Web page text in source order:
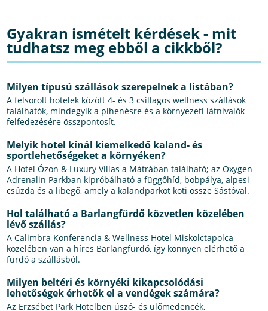
Gyakran ismételt kérdések - mit
tudhatsz meg ebből a cikkből?
Milyen típusú szállások szerepelnek a listában?
A felsorolt hotelek között 4- és 3 csillagos wellness szállások
találhatók, mindegyik a pihenésre és a környezeti látnivalók
felfedezésére összpontosít.
Melyik hotel kínál kiemelkedő kaland- és
sportlehetőségeket a környéken?
A Hotel Ózon & Luxury Villas a Mátrában található; az Oxygen
Adrenalin Parkban kipróbálható a függőhíd, bobpálya, alpesi
csúzda és a libegő, amely a kalandparkot köti össze Sástóval.
Hol található a Barlangfürdő közvetlen közelében
lévő szállás?
A Calimbra Konferencia & Wellness Hotel Miskolctapolca
közelében van a híres Barlangfürdő, így könnyen elérhető a
fürdő a szállásból.
Milyen beltéri és környéki kikapcsolódási
lehetőségek érhetők el a vendégek számára?
Az Erzsébet Park Hotelben úszó- és ülőmedencék,